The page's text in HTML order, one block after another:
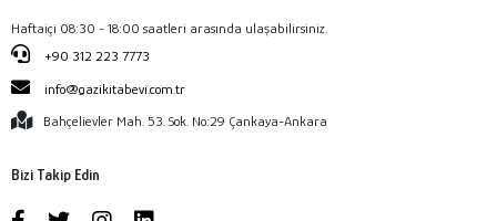
Haftaiçi 08:30 - 18:00 saatleri arasında ulaşabilirsiniz.
+90 312 223 7773
info@gazikitabevi.com.tr
Bahçelievler Mah. 53. Sok. No:29 Çankaya-Ankara
Bizi Takip Edin